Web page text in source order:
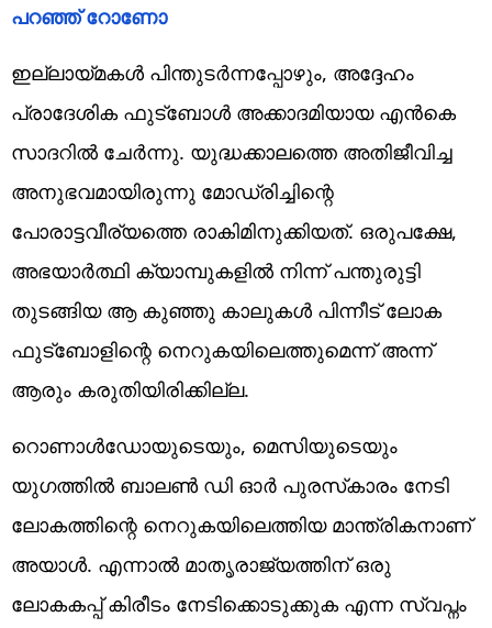
പറഞ്ഞ് റോണോ
ഇല്ലായ്മകള്‍ പിന്തുടര്‍ന്നപ്പോഴും, അദ്ദേഹം
പ്രാദേശിക ഫുട്‌ബോള്‍ അക്കാദമിയായ എന്‍കെ
സാദറില്‍ ചേര്‍ന്നു. യുദ്ധക്കാലത്തെ അതിജീവിച്ച
അനുഭവമായിരുന്നു മോഡ്രിച്ചിന്റെ
പോരാട്ടവീര്യത്തെ രാകിമിനുക്കിയത്. ഒരുപക്ഷേ,
അഭയാർത്ഥി ക്യാമ്പുകളിൽ നിന്ന് പന്തുരുട്ടി
തുടങ്ങിയ ആ കുഞ്ഞു കാലുകൾ പിന്നീട് ലോക
ഫുട്ബോളിന്റെ നെറുകയിലെത്തുമെന്ന് അന്ന്
ആരും കരുതിയിരിക്കില്ല.
റൊണാള്‍ഡോയുടെയും, മെസിയുടെയും
യുഗത്തില്‍ ബാലണ്‍ ഡി ഓര്‍ പുരസ്‌കാരം നേടി
ലോകത്തിന്റെ നെറുകയിലെത്തിയ മാന്ത്രികനാണ്
അയാള്‍. എന്നാല്‍ മാതൃരാജ്യത്തിന് ഒരു
ലോകകപ്പ് കിരീടം നേടിക്കൊടുക്കുക എന്ന സ്വപ്നം